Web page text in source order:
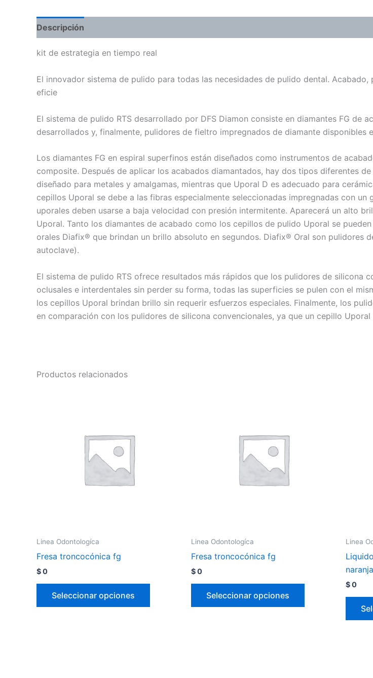
Descripción
kit de estrategia en tiempo real
El innovador sistema de pulido para todas las necesidades de pulido dental.
eficie
El sistema de pulido RTS desarrollado por DFS Diamon consiste en diamantes FG de
desarrollados y, finalmente, pulidores de fieltro impregnados de diamante disponibles
Los diamantes FG en espiral superfinos están diseñados como instrumentos de
composite. Después de aplicar los acabados diamantados, hay dos tipos diferentes
diseñado para metales y amalgamas, mientras que Uporal D es adecuado para
cepillos Uporal se debe a las fibras especialmente seleccionadas impregnadas con
uporales deben usarse a baja velocidad con presión intermitente. Aparecerá un alto
Uporal. Tanto los diamantes de acabado como los cepillos de pulido Uporal se
orales Diafix® que brindan un brillo absoluto en segundos. Diafix® Oral son pulidores
autoclave).
El sistema de pulido RTS ofrece resultados más rápidos que los pulidores de silicona
oclusales e interdentales sin perder su forma, todas las superficies se pulen con el
los cepillos Uporal brindan brillo sin requerir esfuerzos especiales. Finalmente, los
en comparación con los pulidores de silicona convencionales, ya que un cepillo
Productos relacionados
Linea Odontologíca
Fresa troncocónica fg
$0
Seleccionar opciones
Linea Odontologíca
Fresa troncocónica fg
$0
Seleccionar opciones
Linea
naranja
$0